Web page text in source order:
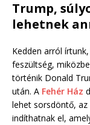
Trump,
lehetnek
Kedden arról
feszültség,
történik Donald
után. A Fehér Ház
lehet sorsdöntő,
indíthatnak el,